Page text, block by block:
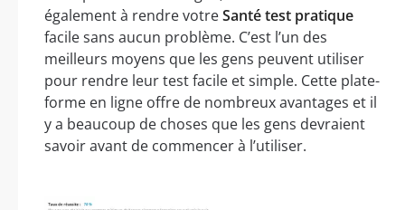
également à rendre votreSanté test pratique
facile sans aucun problème. C’est l’un des
meilleurs moyens que les gens peuvent utiliser
pour rendre leur test facile et simple. Cette plate-
forme en ligne offre de nombreux avantages et il
y a beaucoup de choses que les gens devraient
savoir avant de commencer à l’utiliser.